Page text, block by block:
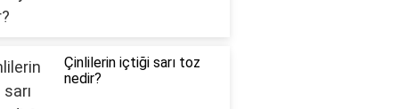
Çinlilerin içtiği sarı toz
nedir?